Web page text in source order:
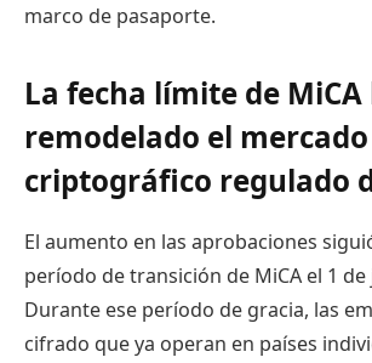
marco de pasaporte.
La fecha límite de MiCA
remodelado el mercado
criptográfico regulado
El aumento en las aprobaciones
período de transición de MiCA el 1 de
Durante ese período de gracia, las
cifrado que ya operan en países